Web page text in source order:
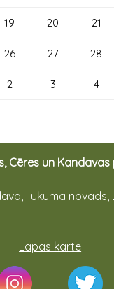
19 20 21
26 27 28
2 3 4
Cēres un
Tukuma novads,
Lapas karte